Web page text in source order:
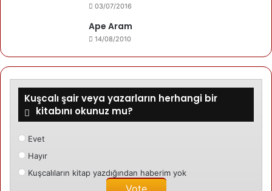
03/07/2016
Ape Aram
14/08/2010
Kuşcalı şair veya yazarların herhangi bir
kitabını okunuz mu?
Evet
Hayır
Kuşcalıların kitap yazdığından haberim yok